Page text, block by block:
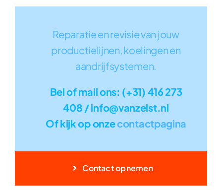
Reparatie en revisie van jouw
productielijnen, koelingen en
aandrijfsystemen.
Bel of mail ons: (+31) 416 273
408 / info@vanzelst.nl
Of kijk op onzecontactpagina
Contact opnemen